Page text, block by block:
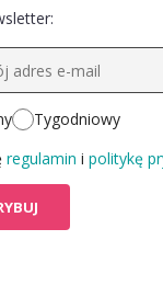
Tygodniowy
regulamin i politykę